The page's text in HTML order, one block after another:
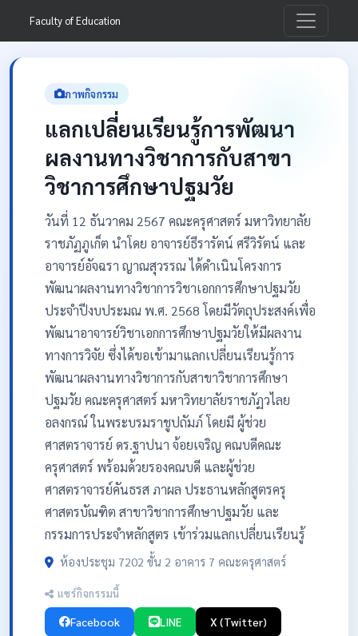
Faculty of Education
ภาพกิจกรรม
แลกเปลี่ยนเรียนรู้การพัฒนา
ผลงานทางวิชาการกับสาขา
วิชาการศึกษาปฐมวัย
วันที่ 12 ธันวาคม 2567 คณะครุศาสตร์ มหาวิทยาลัย
ราชภัฏภูเก็ต นำโดย อาจารย์ธีรารัตน์ ศรีวิรัตน์ และ
อาจารย์อัจฉรา ญาณสุวรรณ ได้ดำเนินโครงการ
พัฒนาผลงานทางวิชาการวิชาเอกการศึกษาปฐมวัย
ประจำปีงบประมณ พ.ศ. 2568 โดยมีวัตถุประสงค์เพื่อ
พัฒนาอาจารย์วิชาเอกการศึกษาปฐมวัยให้มีผลงาน
ทางการวิจัย ซึ่งได้ขอเข้ามาแลกเปลี่ยนเรียนรู้การ
พัฒนาผลงานทางวิชาการกับสาขาวิชาการศึกษา
ปฐมวัย คณะครุศาสตร์ มหาวิทยาลัยราชภัฏวไลย
อลงกรณ์ ในพระบรมราชูปถัมภ์ โดยมี ผู้ช่วย
ศาสตราจารย์ ดร.ฐาปนา จ้อยเจริญ คณบดีคณะ
ครุศาสตร์ พร้อมด้วยรองคณบดี และผู้ช่วย
ศาสตราจารย์คันธรส ภาผล ประธานหลักสูตรครุ
ศาสตรบัณฑิต สาขาวิชาการศึกษาปฐมวัย และ
กรรมการประจำหลักสูตร เข้าร่วมแลกเปลี่ยนเรียนรู้
ห้องประชุม 7202 ขั้น 2 อาคาร 7 คณะครุศาสตร์
แชร์กิจกรรมนี้
Facebook LINE X (Twitter)